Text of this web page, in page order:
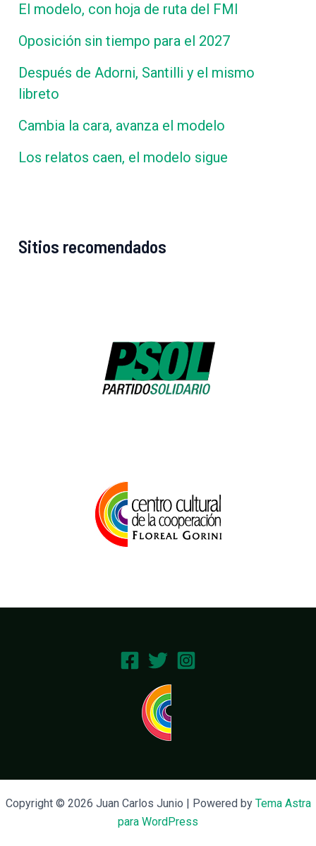
El modelo, con hoja de ruta del FMI
Oposición sin tiempo para el 2027
Después de Adorni, Santilli y el mismo
libreto
Cambia la cara, avanza el modelo
Los relatos caen, el modelo sigue
Sitios recomendados
Copyright © 2026 Juan Carlos Junio | Powered by Tema Astra
para WordPress